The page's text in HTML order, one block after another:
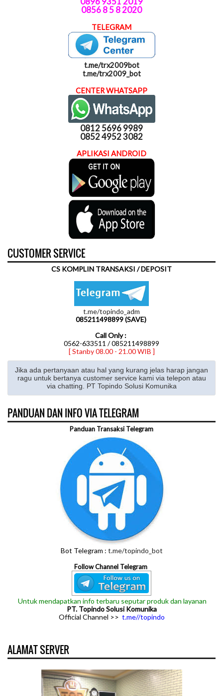
0856 8 5 8 2020
TELEGRAM
t.me/trx2009bot
t.me/trx2009_bot
CENTER WHATSAPP
0812 5696 9989
0852 4952 3082
APLIKASI ANDROID
CUSTOMER SERVICE
CS KOMPLIN TRANSAKSI / DEPOSIT
t.me/topindo_adm
085211498899 (SAVE)
Call Only :
0562-633511 / 085211498899
[ Stanby 08.00 - 21.00 WIB ]
Jika ada pertanyaan atau hal yang kurang jelas harap jangan
ragu untuk bertanya customer service kami via telepon atau
via chatting. PT Topindo Solusi Komunika
PANDUAN DAN INFO VIA TELEGRAM
Panduan Transaksi Telegram
Bot Telegram : t.me/topindo_bot
Follow Channel Telegram
Untuk mendapatkan info terbaru seputar produk dan layanan
PT. Topindo Solusi Komunika
Official Channel >> t.me//topindo
ALAMAT SERVER